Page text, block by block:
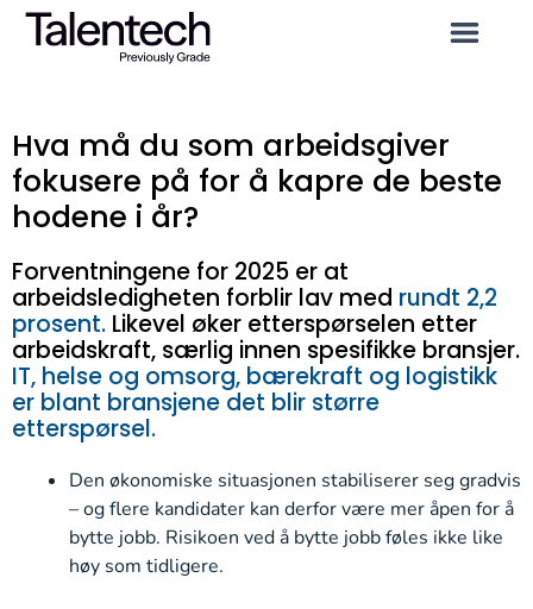
Hva må du som arbeidsgiver
fokusere på for å kapre de beste
hodene i år?
Forventningene for 2025 er at
arbeidsledigheten forblir lav med rundt 2,2
prosent. Likevel øker etterspørselen etter
arbeidskraft, særlig innen spesifikke bransjer.
IT, helse og omsorg, bærekraft og logistikk
er blant bransjene det blir større
etterspørsel.
Den økonomiske situasjonen stabiliserer seg gradvis
– og flere kandidater kan derfor være mer åpen for å
bytte jobb. Risikoen ved å bytte jobb føles ikke like
høy som tidligere.